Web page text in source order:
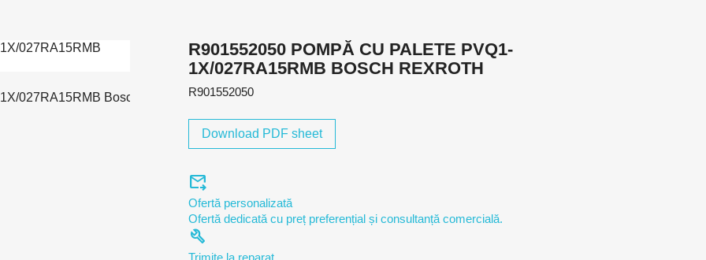
R901552050 POMPĂ CU PALETE PVQ1-
1X/027RA15RMB BOSCH REXROTH
R901552050
Download PDF sheet
forward_to_inbox
Ofertă personalizată
Ofertă dedicată cu preț preferențial și consultanță comercială.
build
Trimite la reparat